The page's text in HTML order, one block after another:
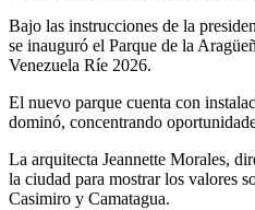
Bajo las instrucciones de la
se inauguró el Parque de la
Venezuela Ríe 2026.
El nuevo parque cuenta con
dominó, concentrando
La arquitecta Jeannette Morales,
la ciudad para mostrar los valores
Casimiro y Camatagua.